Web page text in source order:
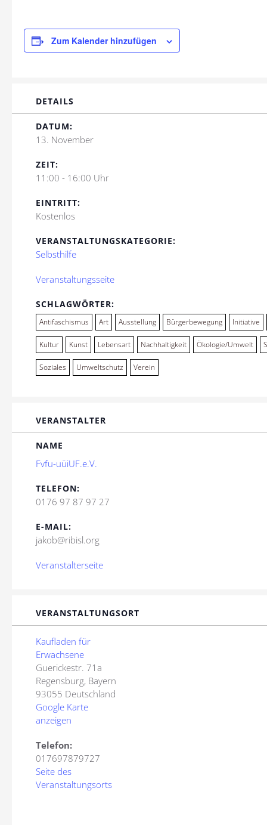
Zum Kalender hinzufügen
DETAILS
DATUM:
13. November
ZEIT:
11:00 - 16:00 Uhr
EINTRITT:
Kostenlos
VERANSTALTUNGSKATEGORIE:
Selbsthilfe
Veranstaltungsseite
SCHLAGWÖRTER:
Antifaschismus Art Ausstellung Bürgerbewegung Initiative
Kultur Kunst Lebensart Nachhaltigkeit Ökologie/Umwelt
Soziales Umweltschutz Verein
VERANSTALTER
NAME
Fvfu-uüiUF.e.V.
TELEFON:
0176 97 87 97 27
E-MAIL:
jakob@ribisl.org
Veranstalterseite
VERANSTALTUNGSORT
Kaufladen für
Erwachsene
Guerickestr. 71a
Regensburg, Bayern
93055 Deutschland
Google Karte
anzeigen
Telefon:
017697879727
Seite des
Veranstaltungsorts